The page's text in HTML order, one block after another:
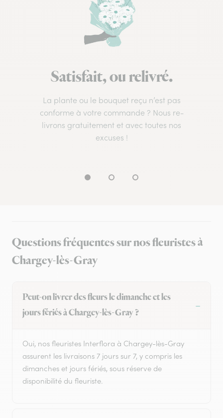
Satisfait, ou relivré.
La plante ou le bouquet reçu n’est pas
conforme à votre commande ? Nous re-
livrons gratuitement et avec toutes nos
excuses !
Questions fréquentes sur nos fleuristes à
Chargey-lès-Gray
Peut-on livrer des fleurs le dimanche et les
jours fériés à Chargey-lès-Gray ?
Oui, nos fleuristes Interflora à Chargey-lès-Gray
assurent les livraisons 7 jours sur 7, y compris les
dimanches et jours fériés, sous réserve de
disponibilité du fleuriste.